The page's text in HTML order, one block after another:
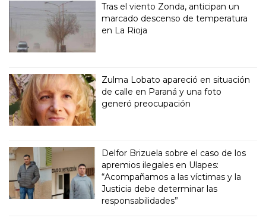
Tras el viento Zonda, anticipan un
marcado descenso de temperatura
en La Rioja
Zulma Lobato apareció en situación
de calle en Paraná y una foto
generó preocupación
Delfor Brizuela sobre el caso de los
apremios ilegales en Ulapes:
“Acompañamos a las víctimas y la
Justicia debe determinar las
responsabilidades”